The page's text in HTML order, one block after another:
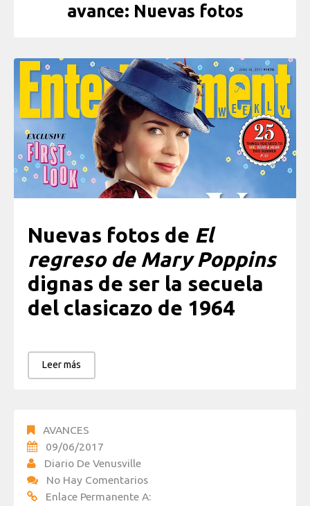
avance: Nuevas fotos
Nuevas fotos de El
regreso de Mary Poppins
dignas de ser la secuela
del clasicazo de 1964
Leer más
AVANCES
09/06/2017
Diario De Venusville
No Hay Comentarios
Enlace Permanente A: